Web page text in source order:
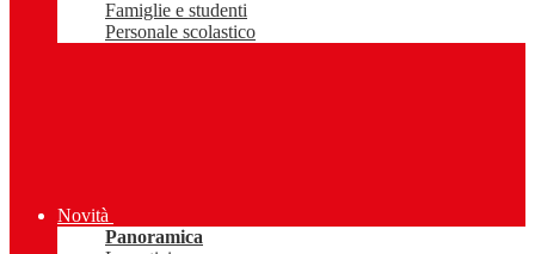
Famiglie e studenti
Personale scolastico
Novità
Panoramica